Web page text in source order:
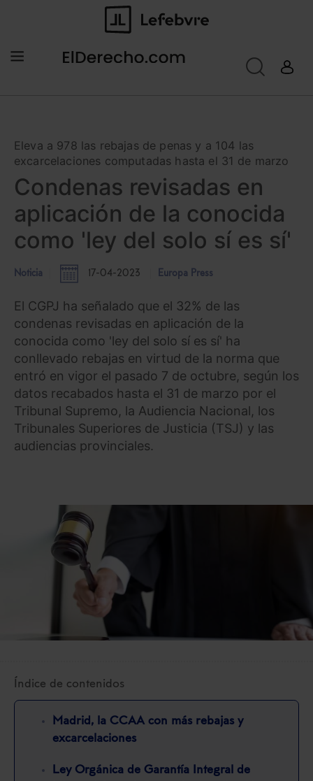
Eleva a 978 las rebajas de penas y a 104 las
excarcelaciones computadas hasta el 31 de marzo
Condenas revisadas en
aplicación de la conocida
como 'ley del solo sí es sí'
Noticia 17-04-2023 Europa Press
El CGPJ ha señalado que el 32% de las
condenas revisadas en aplicación de la
conocida como 'ley del solo sí es sí' ha
conllevado rebajas en virtud de la norma que
entró en vigor el pasado 7 de octubre, según los
datos recabados hasta el 31 de marzo por el
Tribunal Supremo, la Audiencia Nacional, los
Tribunales Superiores de Justicia (TSJ) y las
audiencias provinciales.
Índice de contenidos
Madrid, la CCAA con más rebajas y
excarcelaciones
Ley Orgánica de Garantía Integral de